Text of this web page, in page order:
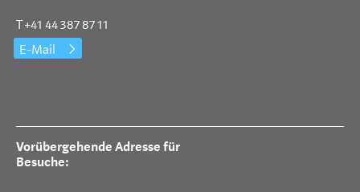
T +41 44 387 87 11
E-Mail
Vorübergehende Adresse für
Besuche: